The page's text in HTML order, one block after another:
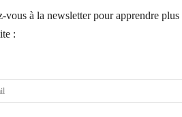
vous à la newsletter pour apprendre plus
: